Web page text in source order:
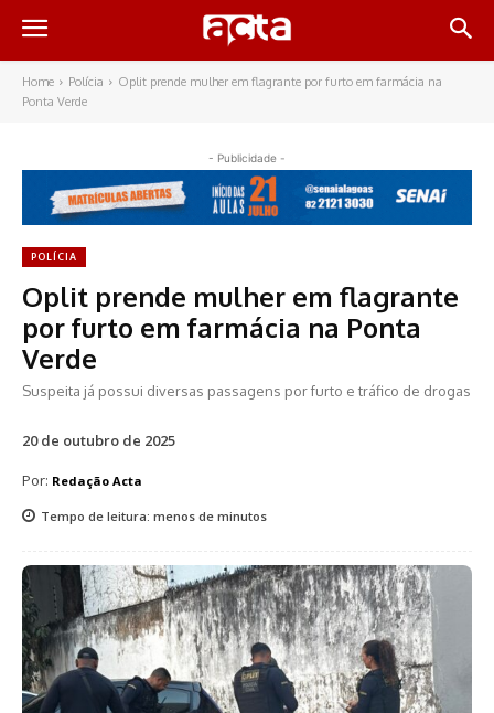
Home Polícia
Oplit prende mulher em flagrante por furto em farmácia na
Ponta Verde
- Publicidade -
POLÍCIA
Oplit prende mulher em flagrante
por furto em farmácia na Ponta
Verde
Suspeita já possui diversas passagens por furto e tráfico de drogas
20 de outubro de 2025
Por: Redação Acta
Tempo de leitura: menos de minutos